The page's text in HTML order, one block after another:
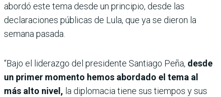
abordó este tema desde un principio, desde las
declaraciones públicas de Lula, que ya se dieron la
semana pasada.
“Bajo el liderazgo del presidente Santiago Peña, desde
un primer momento hemos abordado el tema al
más alto nivel, la diplomacia tiene sus tiempos y sus